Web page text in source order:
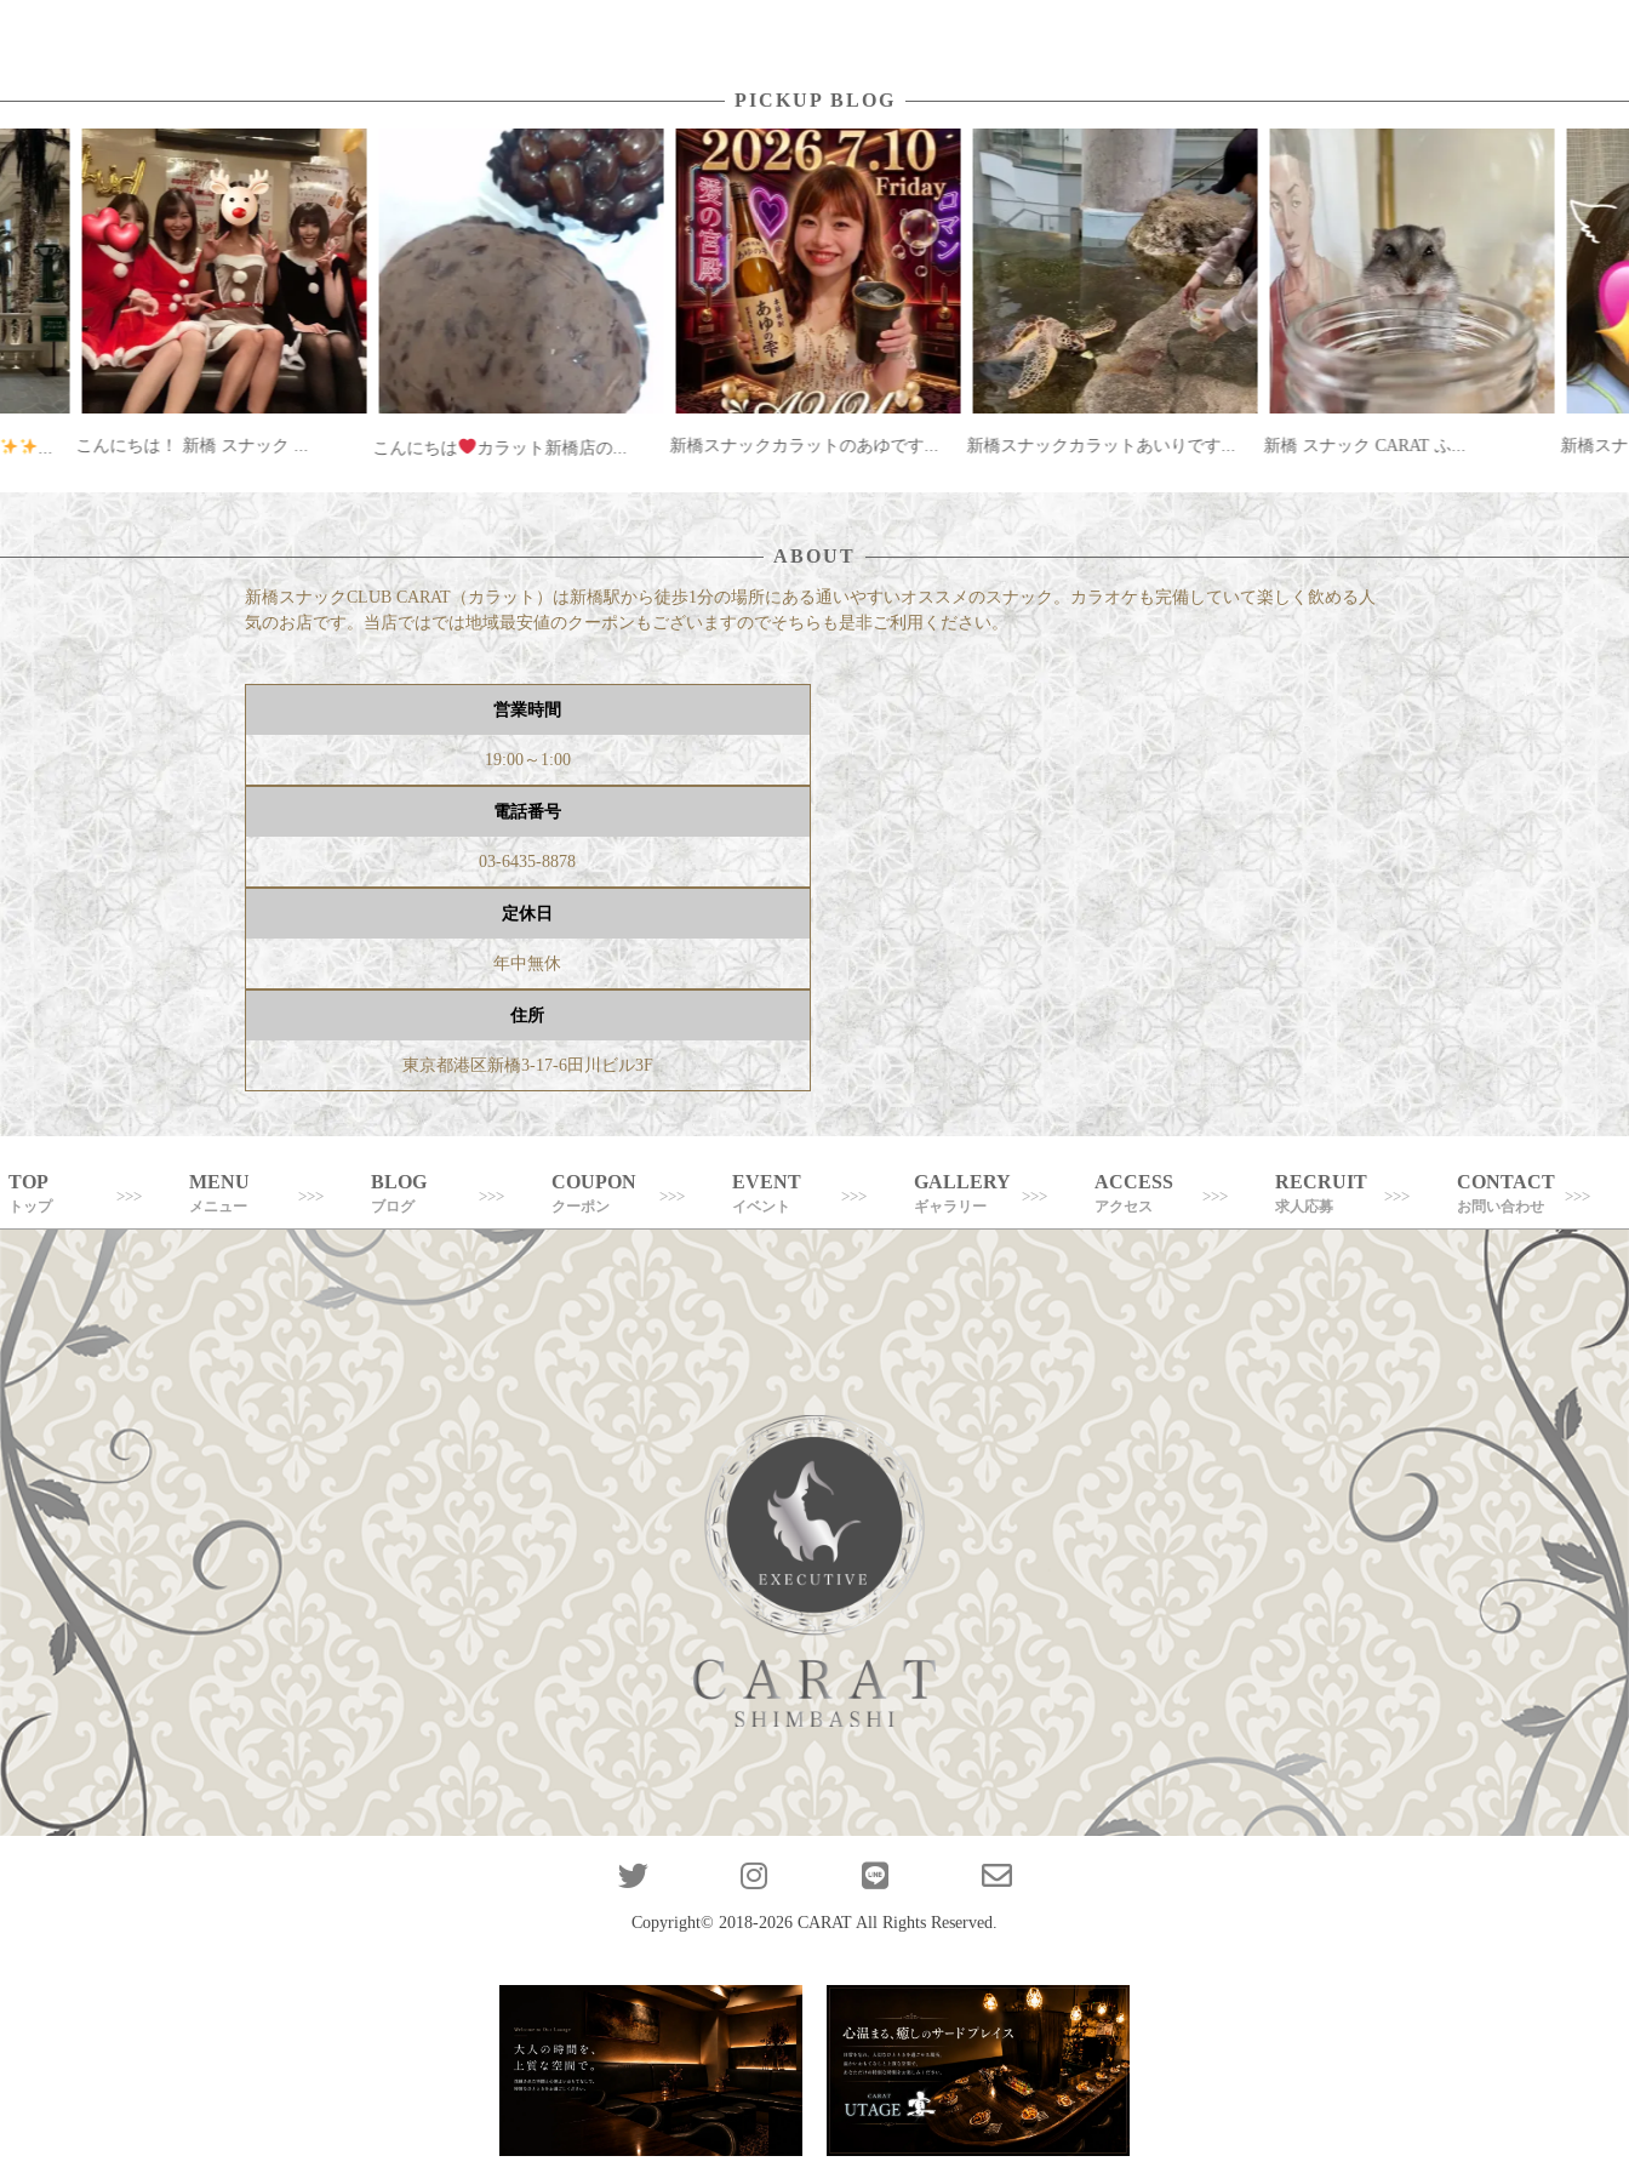
PICKUP BLOG
... こんにちは！ 新橋 スナック ... こんにちは カラット新橋店の... 新橋スナックカラットのあゆです... 新橋スナックカラットあいりです... 新橋 スナック CARAT ふ... 新橋ス
ABOUT
新橋スナックCLUB CARAT（カラット）は新橋駅から徒歩1分の場所にある通いやすいオススメのスナック。カラオケも完備していて楽しく飲める人
気のお店です。当店ではでは地域最安値のクーポンもございますのでそちらも是非ご利用ください。
営業時間
19:00～1:00
電話番号
03-6435-8878
定休日
年中無休
住所
東京都港区新橋3-17-6田川ビル3F
TOP
トップ
MENU
メニュー
BLOG
ブログ
COUPON
クーポン
EVENT
イベント
GALLERY
ギャラリー
ACCESS
アクセス
RECRUIT
求人応募
CONTACT
お問い合わせ
Copyright© 2018-2026 CARAT All Rights Reserved.